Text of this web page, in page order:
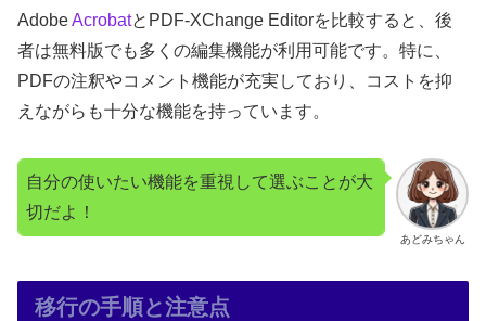
AdobeAcrobatとPDF-XChange Editorを比較すると、後
者は無料版でも多くの編集機能が利用可能です。特に、
PDFの注釈やコメント機能が充実しており、コストを抑
えながらも十分な機能を持っています。
あどみちゃん
自分の使いたい機能を重視して選ぶことが大
切だよ！
移行の手順と注意点